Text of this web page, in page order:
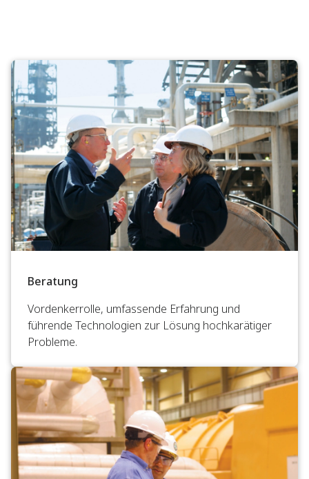
Beratung
Vordenkerrolle, umfassende Erfahrung und
führende Technologien zur Lösung hochkarätiger
Probleme.